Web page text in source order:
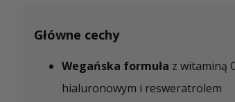
multimediaGłówne cechy
Wegańska formuła z witaminą
hialuronowym i resweratrolem